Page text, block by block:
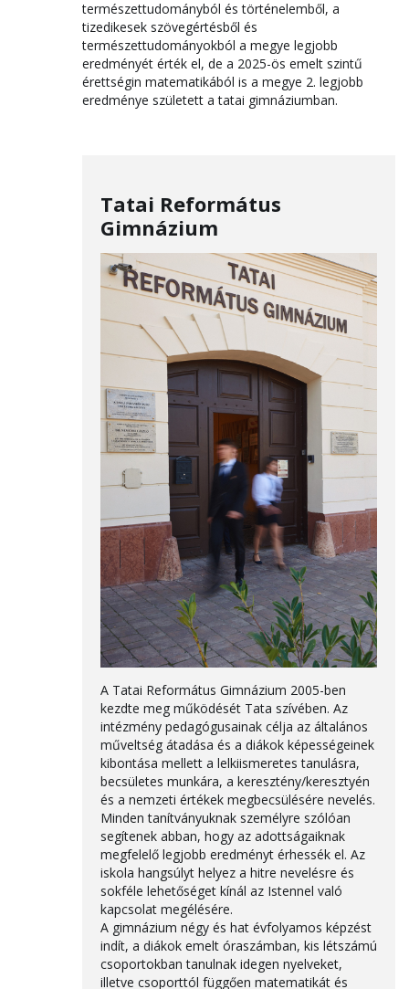
természettudományból és történelemből, a
tizedikesek szövegértésből és
természettudományokból a megye legjobb
eredményét érték el, de a 2025-ös emelt szintű
érettségin matematikából is a megye 2. legjobb
eredménye született a tatai gimnáziumban.
Tatai Református
Gimnázium
A Tatai Református Gimnázium 2005-ben
kezdte meg működését Tata szívében. Az
intézmény pedagógusainak célja az általános
műveltség átadása és a diákok képességeinek
kibontása mellett a lelkiismeretes tanulásra,
becsületes munkára, a keresztény/keresztyén
és a nemzeti értékek megbecsülésére nevelés.
Minden tanítványuknak személyre szólóan
segítenek abban, hogy az adottságaiknak
megfelelő legjobb eredményt érhessék el. Az
iskola hangsúlyt helyez a hitre nevelésre és
sokféle lehetőséget kínál az Istennel való
kapcsolat megélésére.
A gimnázium négy és hat évfolyamos képzést
indít, a diákok emelt óraszámban, kis létszámú
csoportokban tanulnak idegen nyelveket,
illetve csoporttól függően matematikát és